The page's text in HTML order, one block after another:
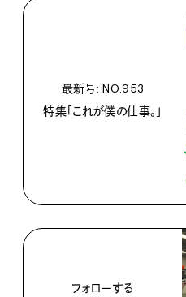
最新号: NO.953
特集「これが僕の仕事。」
フォローする